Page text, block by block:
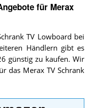
für Merax
TV Lowboard bei
Händlern gibt es
günstig zu kaufen. Wir
das Merax TV Schrank